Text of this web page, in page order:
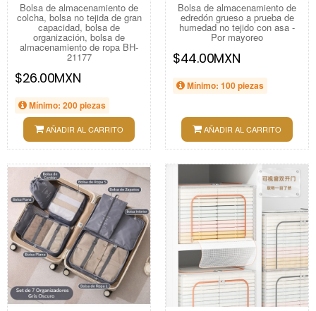
Bolsa de almacenamiento de
colcha, bolsa no tejida de gran
capacidad, bolsa de
organización, bolsa de
almacenamiento de ropa BH-
21177
$26.00MXN
Mínimo: 200 piezas
AÑADIR AL CARRITO
Bolsa de almacenamiento de
edredón grueso a prueba de
humedad no tejido con asa -
Por mayoreo
$44.00MXN
Mínimo: 100 piezas
AÑADIR AL CARRITO